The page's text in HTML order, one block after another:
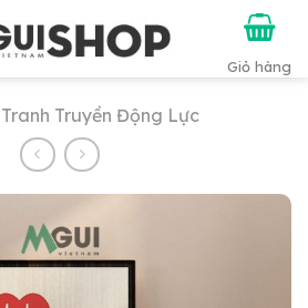
Tranh Truyền Động Lực